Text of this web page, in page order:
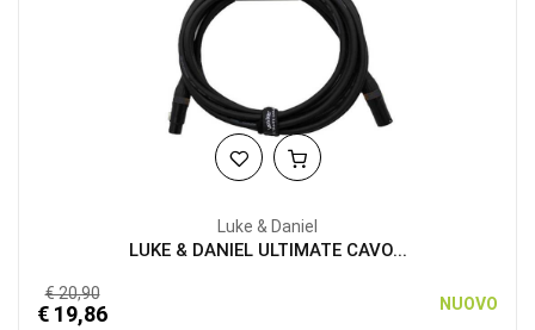
Luke & Daniel
LUKE & DANIEL ULTIMATE CAVO...
€ 20,90
€ 19,86 NUOVO